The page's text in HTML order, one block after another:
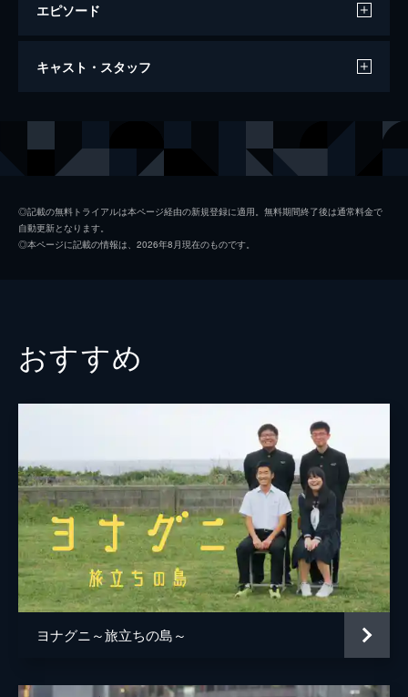
エピソード
淀川アジール さどヤンの生活と意見
キャスト・スタッフ
◎記載の無料トライアルは本ページ経由の新規登録に適用。無料期間終了後は通常料金で
自動更新となります。
◎本ページに記載の情報は、2026年8月現在のものです。
おすすめ
ヨナグニ～旅立ちの島～